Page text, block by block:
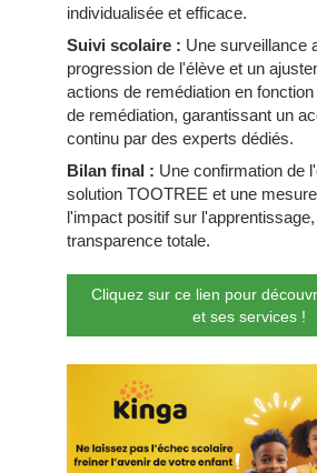
individualisée et efficace.
Suivi scolaire : Une surveillance
progression de l'élève et un
actions de remédiation en
de remédiation, garantissant un
continu par des experts dédiés.
Bilan final : Une confirmation de
solution TOOTREE et une
l'impact positif sur
transparence totale.
Cliquez sur ce lien pour
et ses services !